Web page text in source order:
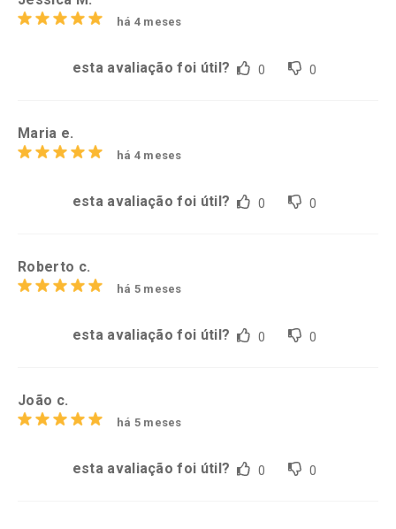
há 4 meses
esta avaliação foi útil? 0 0
Maria e.
há 4 meses
esta avaliação foi útil? 0 0
Roberto c.
há 5 meses
esta avaliação foi útil? 0 0
João c.
há 5 meses
esta avaliação foi útil? 0 0